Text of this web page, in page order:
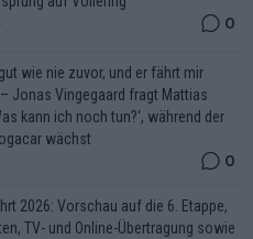
0
wie nie zuvor, und er fährt mir
Jonas Vingegaard fragt Mattias
kann ich noch tun?‘, während der
wächst
0
2026: Vorschau auf die 6. Etappe,
TV- und Online-Übertragung sowie